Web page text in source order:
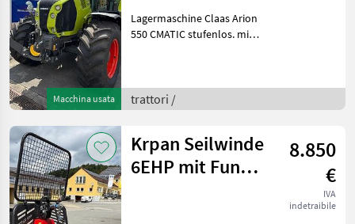
Macchina usata
Lagermaschine Claas Arion
550 CMATIC stufenlos. mit
Hubraum Kraftstofftank
max. 215 l, Harn
trattori /
Krpan Seilwinde
6EHP mit Funk
8.850
€
IVA
indetraibile